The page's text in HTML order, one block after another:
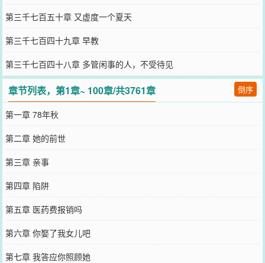
第三千七百五十章 又虚度一个夏天
第三千七百四十九章 早教
第三千七百四十八章 多管闲事的人，不受待见
章节列表，第1章~ 100章/共3761章 倒序
第一章 78年秋
第二章 她的前世
第三章 亲事
第四章 陷阱
第五章 医药费报销吗
第六章 你娶了我女儿吧
第七章 我答应你照顾她